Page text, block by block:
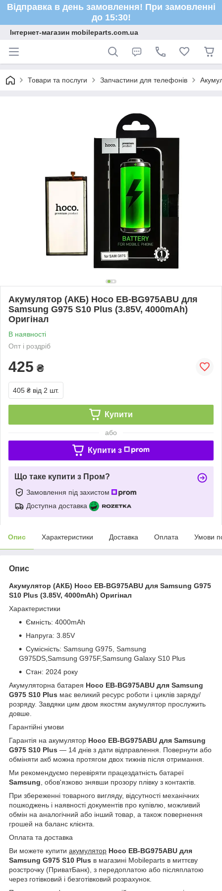
Відправка в день замовлення! При замовленні
до 15:30!
Інтернет-магазин mobileparts.com.ua
Товари та послуги Запчастини для телефонів
Акумулятор (АКБ) Hoco EB-BG975ABU для
Samsung G975 S10 Plus (3.85V, 4000mAh)
Оригінал
В наявності
Опт і роздріб
425 ₴
405 ₴ від 2 шт.
Купити
або
Купити з
Що таке купити з Пром?
Замовлення під захистом
Доступна доставка
Опис Характеристики Доставка Оплата Умови
Опис
Акумулятор (АКБ) Hoco EB-BG975ABU для Samsung G975
S10 Plus (3.85V, 4000mAh) Оригінал
Характеристики
Ємність: 4000mAh
Напруга: 3.85V
Сумісність: Samsung G975, Samsung
G975DS,Samsung G975F,Samsung Galaxy S10 Plus
Стан: 2024 року
Акумуляторна батарея Hoco EB-BG975ABU для Samsung
G975 S10 Plus має великий ресурс роботи і циклів заряду/
розряду. Завдяки цим двом якостям акумулятор прослужить
довше.
Гарантійні умови
Гарантія на акумулятор Hoco EB-BG975ABU для Samsung
G975 S10 Plus ― 14 днів з дати відправлення. Повернути або
обміняти акб можна протягом двох тижнів після отримання.
Ми рекомендуємо перевіряти працездатність батареї
Samsung , обов'язково знявши прозору плівку з контактів.
При збереженні товарного вигляду, відсутності механічних
пошкоджень і наявності документів про купівлю, можливий
обмін на аналогічний або інший товар, а також повернення
грошей на баланс клієнта.
Оплата та доставка
Ви можете купити акумулятор Hoco EB-BG975ABU для
Samsung G975 S10 Plus в магазині Mobileparts в миттєву
розстрочку (ПриватБанк), з передоплатою або післяплатою
через готівковий і безготівковий розрахунок.